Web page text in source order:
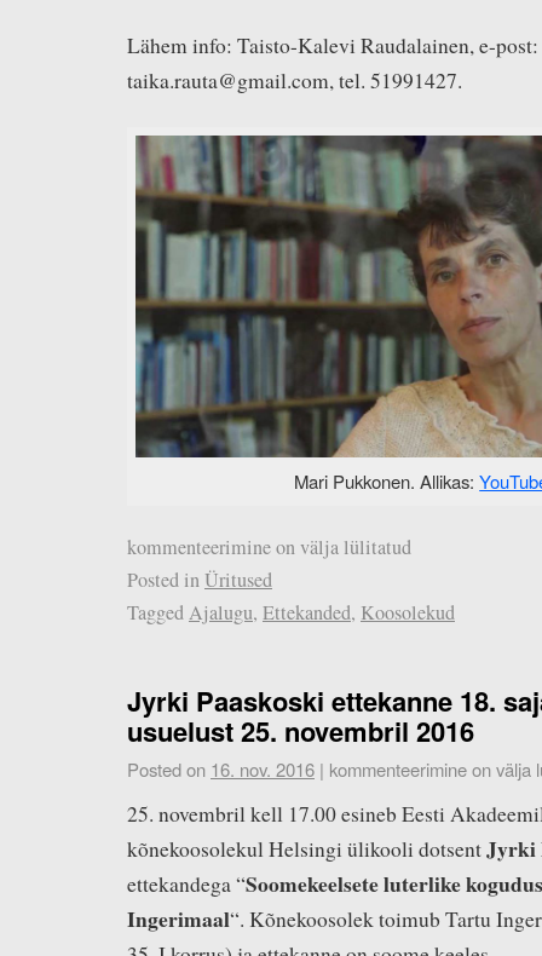
Lähem info: Taisto-Kalevi Raudalainen, e-post:
taika.rauta@gmail.com, tel. 51991427.
Mari Pukkonen. Allikas:
kommenteerimine on välja lülitatud
Posted inÜritused
TaggedAjalugu, Ettekanded, Koosolekud
Jyrki Paaskoski ettekanne 18.
usuelust 25. novembril 2016
Posted on 16. nov. 2016 | kommenteerimine on välja
25. novembril kell 17.00 esineb Eesti
kõnekoosolekul Helsingi ülikooli dotsentJyrki
ettekandega “Soomekeelsete luterlike
Ingerimaal“. Kõnekoosolek toimub Tartu